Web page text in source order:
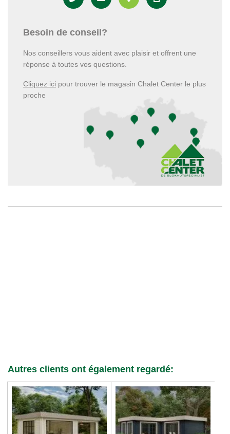
Besoin de conseil?
Nos conseillers vous aident avec plaisir et offrent une
réponse à toutes vos questions.
Cliquez ici pour trouver le magasin Chalet Center le plus
proche
Autres clients ont également regardé: